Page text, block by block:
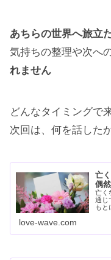
あちらの世界へ旅立
気持ちの整理や次へ
れません
どんなタイミングで
次回は、何を話した
亡
偶
亡く
通じ
もと
love-wave.com